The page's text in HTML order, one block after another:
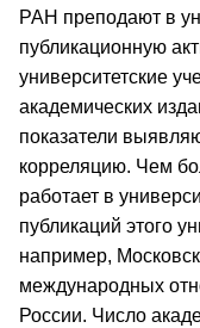
РАН преподают в
публикационную
университетские
академических
показатели
корреляцию. Чем
работает в
публикаций этого
например,
международных
России. Число